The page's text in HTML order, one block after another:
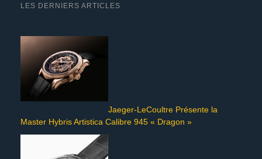
LES DERNIERS ARTICLES
Jaeger-LeCoultre Présente la
Master Hybris Artistica Calibre 945 « Dragon »